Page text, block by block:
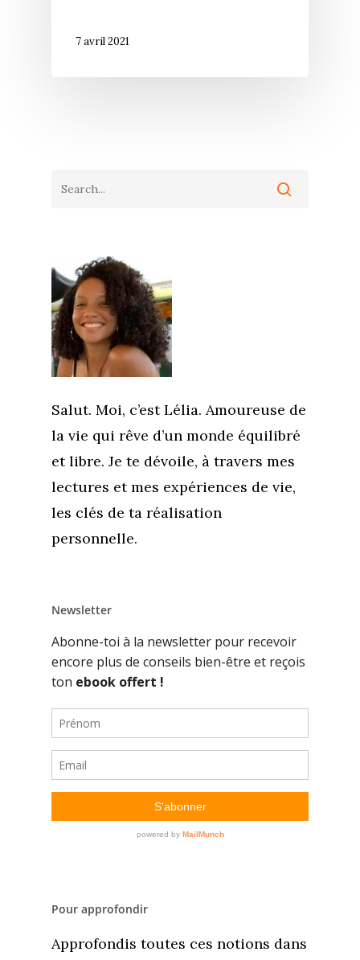
7 avril 2021
Salut. Moi, c’est Lélia. Amoureuse de
la vie qui rêve d’un monde équilibré
et libre. Je te dévoile, à travers mes
lectures et mes expériences de vie,
les clés de ta réalisation
personnelle.
Newsletter
Pour approfondir
Approfondis toutes ces notions dans